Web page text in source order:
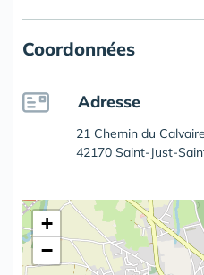
Coordonnées
Adresse
21 Chemin du Calvaire
42170 Saint-Just-
+
−